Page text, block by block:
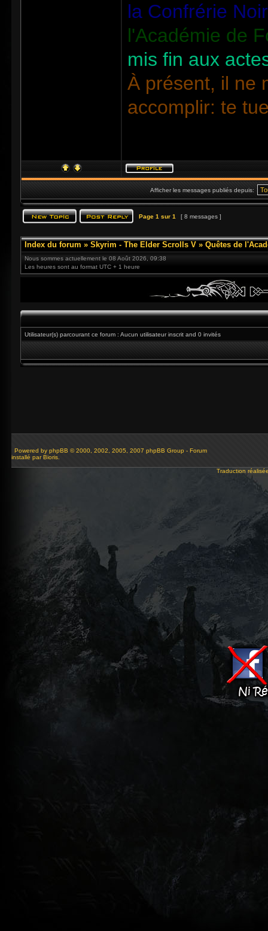
la Confrérie
l'Académie de
mis fin aux
À présent, il ne
accomplir: te
Afficher les messages publiés depuis:
Page 1 sur 1 [ 8 messages ]
Index du forum » Skyrim - The Elder Scrolls V » Quêtes de
Nous sommes actuellement le 08 Août 2026, 09:38
Les heures sont au format UTC + 1 heure
Utilisateur(s) parcourant ce forum : Aucun utilisateur inscrit and 0 invités
Powered by phpBB © 2000, 2002, 2005, 2007 phpBB Group - Forum
installé par Bioris.
Traduction